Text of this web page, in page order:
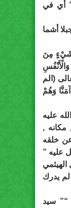
أي في
أشما
بِشَيْءٍ مِنَ
(الم
وَهُمْ
عليه
,
خلقه
عليه ”
لم يدرك
“” سيد